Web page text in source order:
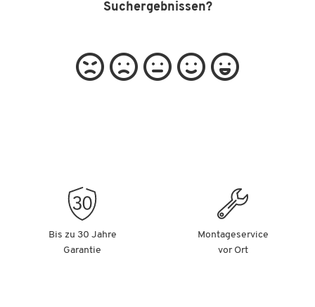
Suchergebnissen?
Bis zu 30 Jahre
Garantie
Montageservice
vor Ort